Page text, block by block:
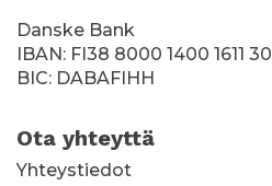
Danske Bank
IBAN: FI38 8000 1400 1611 30
BIC: DABAFIHH
Ota yhteyttä
Yhteystiedot